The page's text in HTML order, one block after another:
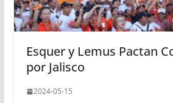
Esquer y Lemus Pactan
por Jalisco
2024-05-15